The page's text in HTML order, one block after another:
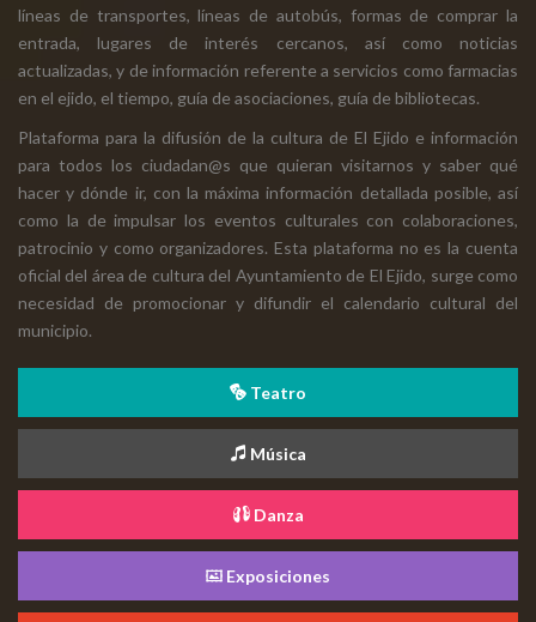
líneas de transportes, líneas de autobús, formas de comprar la
entrada, lugares de interés cercanos, así como noticias
actualizadas, y de información referente a servicios como farmacias
en el ejido, el tiempo, guía de asociaciones, guía de bibliotecas.
Plataforma para la difusión de la cultura de El Ejido e información
para todos los ciudadan@s que quieran visitarnos y saber qué
hacer y dónde ir, con la máxima información detallada posible, así
como la de impulsar los eventos culturales con colaboraciones,
patrocinio y como organizadores. Esta plataforma no es la cuenta
oficial del área de cultura del Ayuntamiento de El Ejido, surge como
necesidad de promocionar y difundir el calendario cultural del
municipio.
Teatro
Música
Danza
Exposiciones